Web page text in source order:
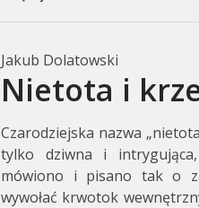
Jakub Dolatowski
Nietota i
Czarodziejska nazwa
tylko dziwna i
mówiono i pisano tak o
wywołać krwotok